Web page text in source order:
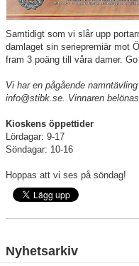
Samtidigt som vi slår upp
damlaget sin seriepremiär mot
fram 3 poäng till våra damer.
Vi har en pågående
info@stibk.se. Vinnaren
Kioskens öppettider
Lördagar: 9-17
Söndagar: 10-16
Hoppas att vi ses på söndag!
Nyhetsarkiv